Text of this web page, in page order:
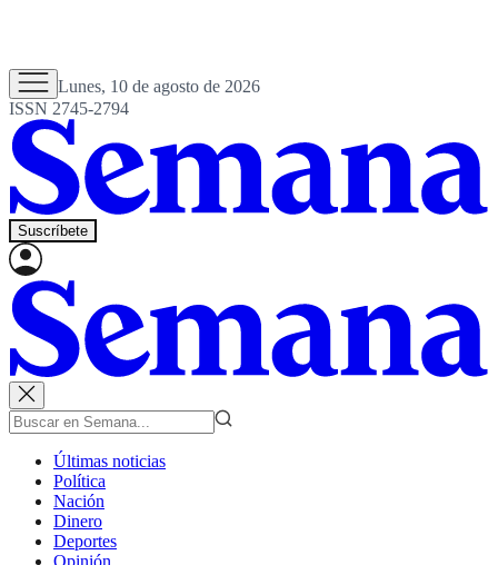
Lunes, 10 de agosto de 2026
ISSN 2745-2794
Suscríbete
Últimas noticias
Política
Nación
Dinero
Deportes
Opinión